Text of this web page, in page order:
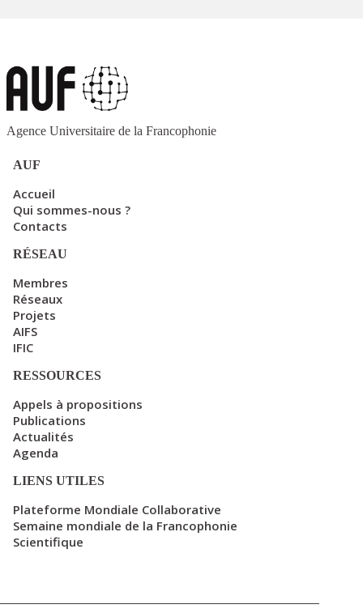
Agence Universitaire de la Francophonie
AUF
Accueil
Qui sommes-nous ?
Contacts
RÉSEAU
Membres
Réseaux
Projets
AIFS
IFIC
RESSOURCES
Appels à propositions
Publications
Actualités
Agenda
LIENS UTILES
Plateforme Mondiale Collaborative
Semaine mondiale de la Francophonie
Scientifique